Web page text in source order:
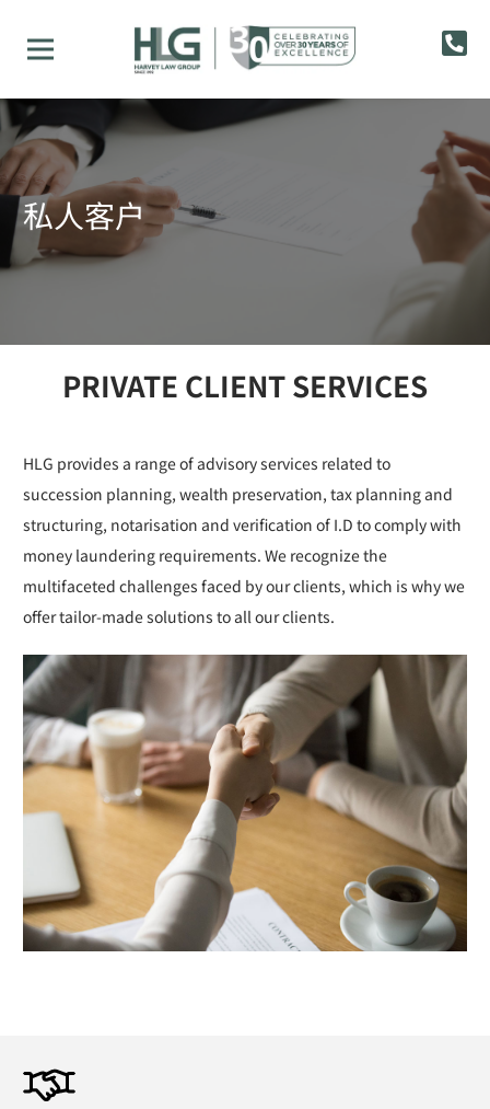
私人客户
PRIVATE CLIENT SERVICES
HLG provides a range of advisory services related to
succession planning, wealth preservation, tax planning and
structuring, notarisation and verification of I.D to comply with
money laundering requirements. We recognize the
multifaceted challenges faced by our clients, which is why we
offer tailor-made solutions to all our clients.